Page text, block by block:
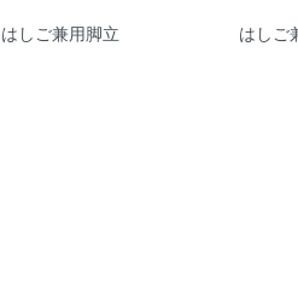
はしご兼用脚立
はしご